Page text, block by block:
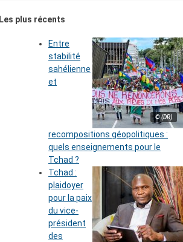
Les plus récents
© (DR)
Entre
stabilité
sahélienne
et
recompositions géopolitiques :
quels enseignements pour le
Tchad ?
Tchad :
plaidoyer
pour la paix
du vice-
président
des